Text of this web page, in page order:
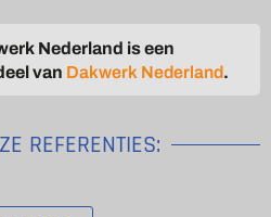
Nederland is een
van Dakwerk Nederland.
REFERENTIES: